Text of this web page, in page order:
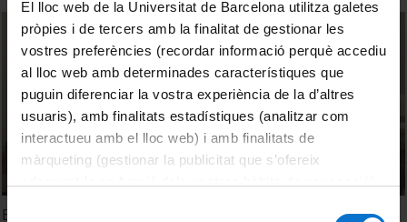
El lloc web de la Universitat de Barcelona utilitza galetes
pròpies i de tercers amb la finalitat de gestionar les
vostres preferències (recordar informació perquè accediu
al lloc web amb determinades característiques que
puguin diferenciar la vostra experiència de la d’altres
usuaris), amb finalitats estadístiques (analitzar com
interactueu amb el lloc web) i amb finalitats de
màrqueting (gestionar la publicitat que s’ofereix
Selecció
El arte en la escuela más allá de la producción de objetos -